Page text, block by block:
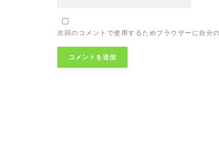
次回のコメントで使用するためブラウザーに自分